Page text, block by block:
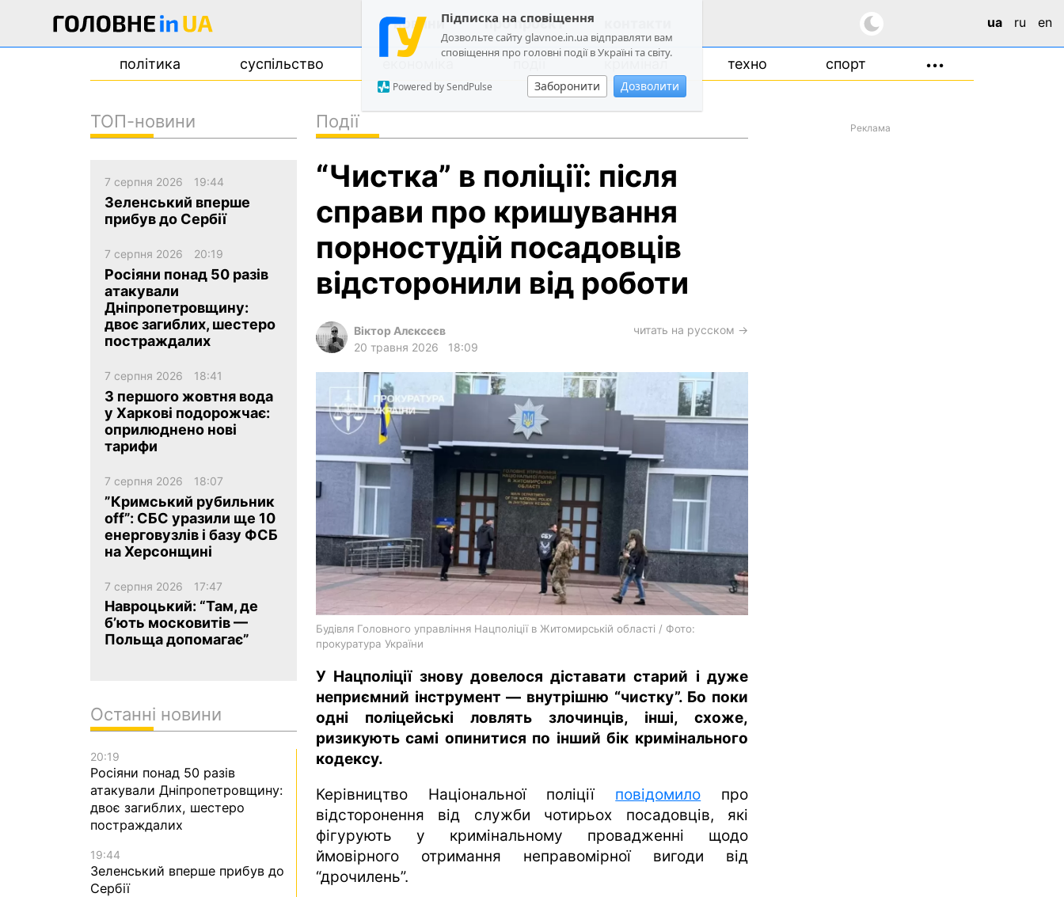
Підписка на сповіщення
Дозвольте сайту glavnoe.in.ua відправляти вам
сповіщення про головні події в Україні та світу.
Заборонити Дозволити
Powered by SendPulse
новини про проєкт ua ru en
політика суспільство кримінал техно спорт •••
політика
суспільство
економіка
події
кримінал
техно
архів
gambling
Події
“Чистка” в поліції: після
справи про кришування
порностудій посадовців
відсторонили від роботи
Віктор Алєксєєв
20 травня 2026
18:09
читать на русском →
Будівля Головного управління Нацполіції в Житомирській області / Фото:
прокуратура України
У Нацполіції знову довелося діставати старий і дуже
неприємний інструмент — внутрішню “чистку”. Бо поки
одні поліцейські ловлять злочинців, інші, схоже,
ризикують самі опинитися по інший бік кримінального
кодексу.
Керівництво Національної поліції повідомило про
відсторонення від служби чотирьох посадовців, які
фігурують у кримінальному провадженні щодо
ймовірного отримання неправомірної вигоди від
“дрочилень”.
Реклама
ТОП-новини
7 серпня 2026 19:44
Зеленський вперше
прибув до Сербії
7 серпня 2026 20:19
Росіяни понад 50 разів
атакували
Дніпропетровщину:
двоє загиблих, шестеро
постраждалих
7 серпня 2026 18:41
З першого жовтня вода
у Харкові подорожчає:
оприлюднено нові
тарифи
7 серпня 2026 18:07
”Кримський рубильник
off”: СБС уразили ще 10
енерговузлів і базу ФСБ
на Херсонщині
7 серпня 2026 17:47
Навроцький: “Там, де
б’ють московитів —
Польща допомагає”
Останні новини
20:19
Росіяни понад 50 разів
атакували Дніпропетровщину:
двоє загиблих, шестеро
постраждалих
19:44
Зеленський вперше прибув до
Сербії